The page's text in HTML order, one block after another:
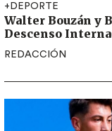
+DEPORTE
Walter Bouzán y
Descenso
REDACCIÓN